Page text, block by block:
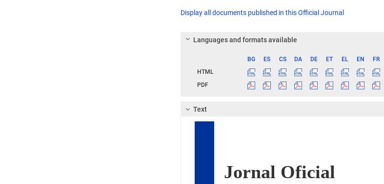
Display all documents published in this Official Journal
Languages and formats available
BG ES CS DA DE ET EL EN FR
HTML
PDF
Text
Jornal Oficial